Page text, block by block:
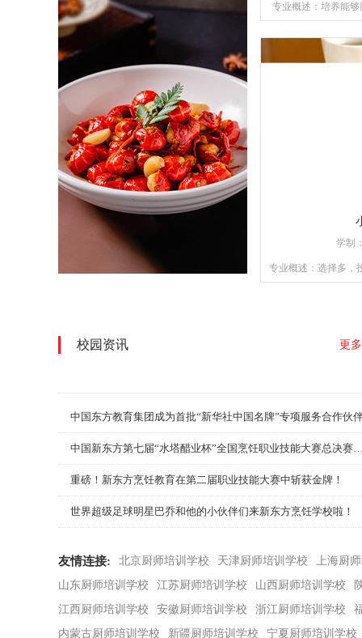
专业概述：培养能
重实操训练，以确
学制
专业概述：选择多，
校园资讯 更
中国东方教育集团成为首批“新华社中国名牌”专项服务合作伙
重磅！新东方烹饪教育在第二届职业技能大赛中斩获金牌！
世界超级足球明星巴乔和他的小伙伴们来新东方烹饪学校啦！
友情连接: 北京厨师培训学校 天津厨师培训学校
上海厨
山东厨师培训学校
江苏厨师培训学校 山西厨师培训学校
江西厨师培训学校
安徽厨师培训学校 浙江厨师培训学校
内蒙古厨师培训学校
新疆厨师培训学校 宁夏厨师培训学校